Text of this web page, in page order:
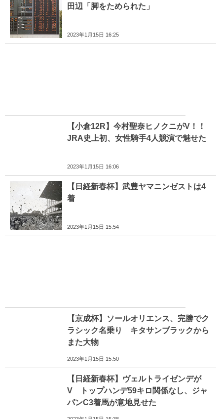
田辺「脚をためられた」
2023年1月15日 16:25
【小倉12R】今村聖奈ヒノクニがV！！
JRA史上初、女性騎手4人競演で魅せた
2023年1月15日 16:06
【日経新春杯】武豊ヤマニンゼストは4
着
2023年1月15日 15:54
【京成杯】ソールオリエンス、完勝でク
ラシック名乗り キタサンブラックから
また大物
2023年1月15日 15:50
【日経新春杯】ヴェルトライゼンデが
V トップハンデ59キロ関係なし、ジャ
パンC3着馬が意地見せた